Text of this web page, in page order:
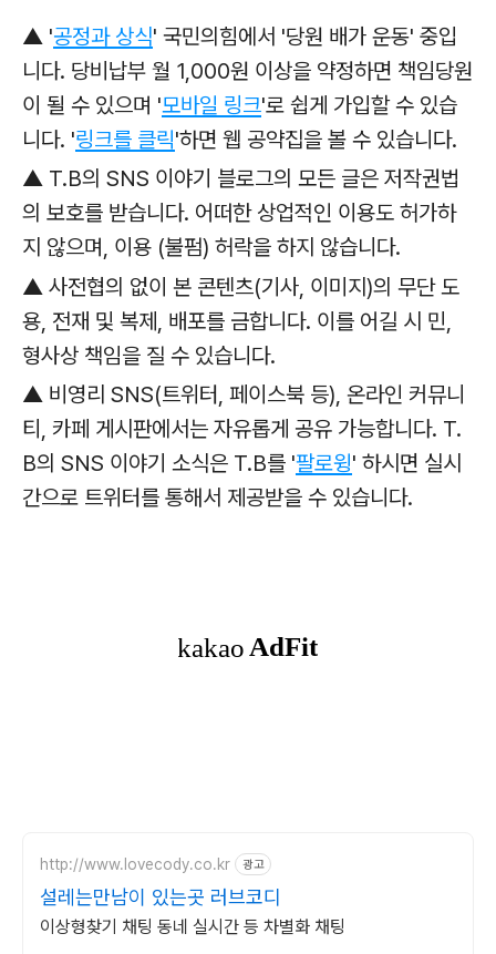
▲ '공정과 상식' 국민의힘에서 '당원 배가 운동' 중입
니다. 당비납부 월 1,000원 이상을 약정하면 책임당원
이 될 수 있으며 '모바일 링크'로 쉽게 가입할 수 있습
니다. '링크를 클릭'하면 웹 공약집을 볼 수 있습니다.
▲ T.B의 SNS 이야기 블로그의 모든 글은 저작권법
의 보호를 받습니다. 어떠한 상업적인 이용도 허가하
지 않으며, 이용 (불펌) 허락을 하지 않습니다.
▲ 사전협의 없이 본 콘텐츠(기사, 이미지)의 무단 도
용, 전재 및 복제, 배포를 금합니다. 이를 어길 시 민,
형사상 책임을 질 수 있습니다.
▲ 비영리 SNS(트위터, 페이스북 등), 온라인 커뮤니
티, 카페 게시판에서는 자유롭게 공유 가능합니다. T.
B의 SNS 이야기 소식은 T.B를 '팔로윙' 하시면 실시
간으로 트위터를 통해서 제공받을 수 있습니다.
http://www.lovecody.co.kr 광고
설레는만남이 있는곳 러브코디
이상형찾기 채팅 동네 실시간 등 차별화 채팅